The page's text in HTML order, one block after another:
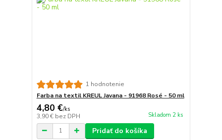
1 hodnotenie
Farba na textil KREUL Javana - 91968 Rosé - 50 ml
4,80 €/ks
3,90 € bez DPH Skladom 2 ks
Pridať do košíka